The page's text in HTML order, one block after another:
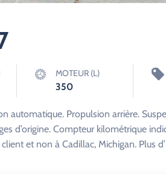
MOTEUR (L)
350
automatique. Propulsion arrière.
d’origine. Compteur kilométrique
et non à Cadillac, Michigan. Plus